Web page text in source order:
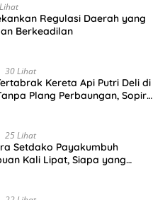
Regulasi Daerah yang
Berkeadilan
30 Lihat
Kereta Api Putri Deli di
Plang Perbaungan, Sopir
25 Lihat
Setdako Payakumbuh
Kali Lipat, Siapa yang